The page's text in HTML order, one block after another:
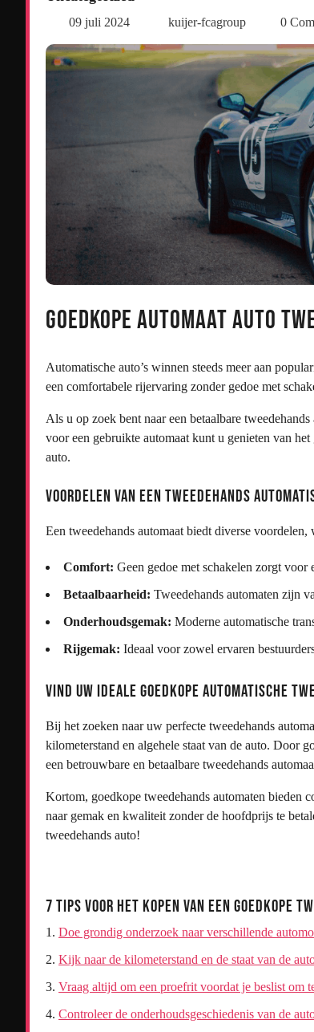
09 juli 2024 kuijer-fcagroup 0
Goedkope Automaat Auto
Automatische auto’s winnen steeds meer aan
een comfortabele rijervaring zonder gedoe met
Als u op zoek bent naar een betaalbare
voor een gebruikte automaat kunt u genieten van
auto.
Voordelen van een Tweedehands
Een tweedehands automaat biedt diverse voordelen,
Comfort: Geen gedoe met schakelen zorgt voor
Betaalbaarheid: Tweedehands automaten zijn
Onderhoudsgemak: Moderne automatische
Rijgemak: Ideaal voor zowel ervaren
Vind uw Ideale Goedkope Automatische
Bij het zoeken naar uw perfecte tweedehands
kilometerstand en algehele staat van de auto. Door
een betrouwbare en betaalbare tweedehands
Kortom, goedkope tweedehands automaten bieden
naar gemak en kwaliteit zonder de hoofdprijs te
tweedehands auto!
7 Tips voor het Kopen van een Goedkope
Doe grondig onderzoek naar verschillende
Kijk naar de kilometerstand en de staat van de
Vraag altijd om een proefrit voordat je beslist om
Controleer de onderhoudsgeschiedenis van de